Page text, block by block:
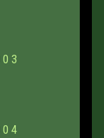
0 3
0 4